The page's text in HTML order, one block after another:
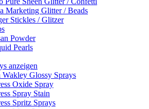
Marketing Glitter / Beads
Stickles / Glitzer
Powder
Pearls
anzeigen
Wakley Glossy Sprays
Oxide Spray
Spray Stain
Spritz Sprays